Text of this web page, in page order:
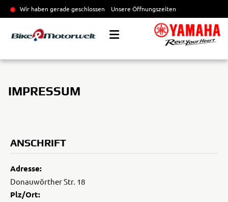
Wir haben gerade geschlossen Unsere Öffnungszeiten
IMPRESSUM
ANSCHRIFT
Adresse:
Donauwörther Str. 18
Plz/Ort: